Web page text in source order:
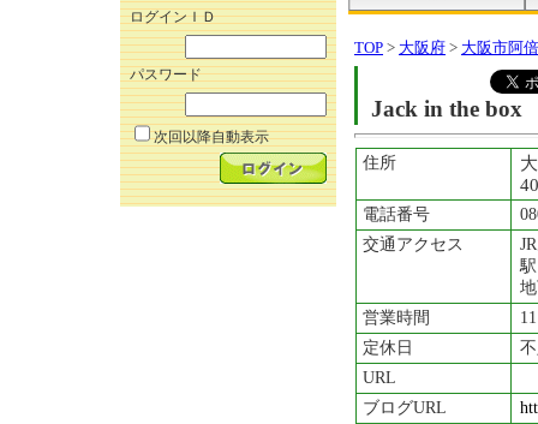
ログインＩＤ
パスワード
次回以降自動表示
TOP > 大阪府 > 大阪市阿
Jack in the box
住所
電話番号
交通アクセス
営業時間
定休日
URL
ブログURL